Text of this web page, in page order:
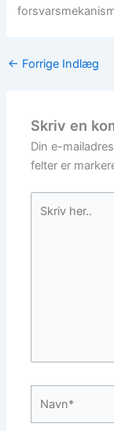
← Forrige Indlæg
Skriv en
Din e-
felter er
her..